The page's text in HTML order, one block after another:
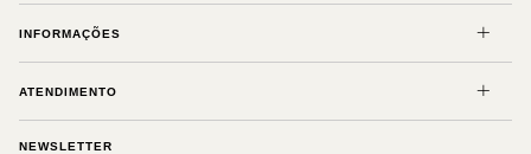
INFORMAÇÕES
ATENDIMENTO
NEWSLETTER